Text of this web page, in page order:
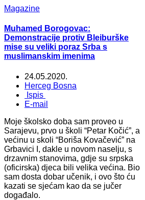
Magazine
Muhamed Borogovac:
Demonstracije protiv Bleiburške
mise su veliki poraz Srba s
muslimanskim imenima
24.05.2020.
Herceg Bosna
Ispis
E-mail
Moje školsko doba sam proveo u
Sarajevu, prvo u školi “Petar Kočić”, a
većinu u skoli “Boriša Kovačević” na
Grbavici I, dakle u novom naselju, s
drzavnim stanovima, gdje su srpska
(oficirska) djeca bili velika većina. Bio
sam dosta dobar učenik, i ovo što ću
kazati se sjećam kao da se jučer
događalo.